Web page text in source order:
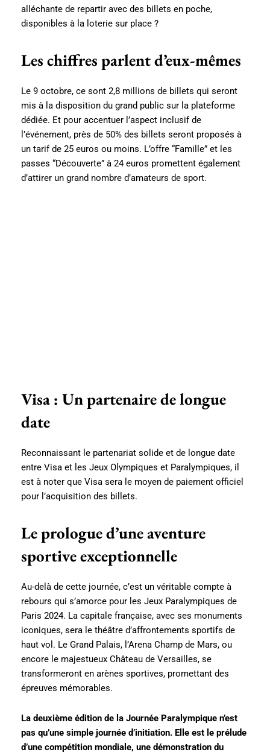
alléchante de repartir avec des billets en poche,
disponibles à la loterie sur place ?
Les chiffres parlent d’eux-mêmes
Le 9 octobre, ce sont 2,8 millions de billets qui seront
mis à la disposition du grand public sur la plateforme
dédiée. Et pour accentuer l’aspect inclusif de
l’événement, près de 50% des billets seront proposés à
un tarif de 25 euros ou moins. L’offre “Famille” et les
passes “Découverte” à 24 euros promettent également
d’attirer un grand nombre d’amateurs de sport.
Visa : Un partenaire de longue
date
Reconnaissant le partenariat solide et de longue date
entre Visa et les Jeux Olympiques et Paralympiques, il
est à noter que Visa sera le moyen de paiement officiel
pour l’acquisition des billets.
Le prologue d’une aventure
sportive exceptionnelle
Au-delà de cette journée, c’est un véritable compte à
rebours qui s’amorce pour les Jeux Paralympiques de
Paris 2024. La capitale française, avec ses monuments
iconiques, sera le théâtre d’affrontements sportifs de
haut vol. Le Grand Palais, l’Arena Champ de Mars, ou
encore le majestueux Château de Versailles, se
transformeront en arènes sportives, promettant des
épreuves mémorables.
La deuxième édition de la Journée Paralympique n’est
pas qu’une simple journée d’initiation. Elle est le prélude
d’une compétition mondiale, une démonstration du